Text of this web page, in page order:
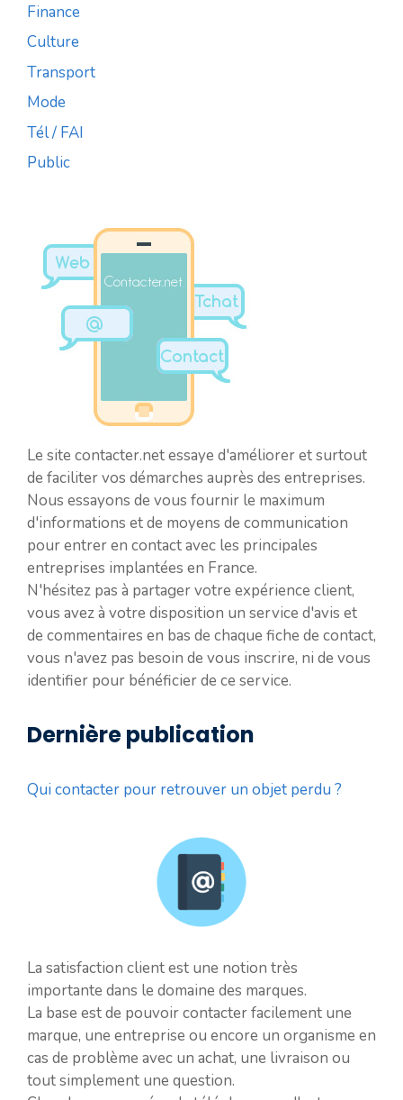
Finance
Culture
Transport
Mode
Tél / FAI
Public
Le site contacter.net essaye d'améliorer et surtout
de faciliter vos démarches auprès des entreprises.
Nous essayons de vous fournir le maximum
d'informations et de moyens de communication
pour entrer en contact avec les principales
entreprises implantées en France.
N'hésitez pas à partager votre expérience client,
vous avez à votre disposition un service d'avis et
de commentaires en bas de chaque fiche de contact,
vous n'avez pas besoin de vous inscrire, ni de vous
identifier pour bénéficier de ce service.
Dernière publication
Qui contacter pour retrouver un objet perdu ?
La satisfaction client est une notion très
importante dans le domaine des marques.
La base est de pouvoir contacter facilement une
marque, une entreprise ou encore un organisme en
cas de problème avec un achat, une livraison ou
tout simplement une question.